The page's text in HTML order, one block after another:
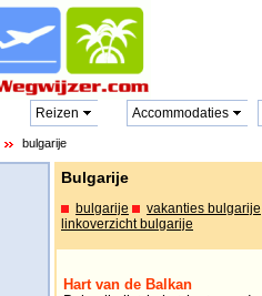
Reizen Accommodaties
bulgarije
Bulgarije
bulgarije
vakanties bulgarije
linkoverzicht bulgarije
Hart van de Balkan